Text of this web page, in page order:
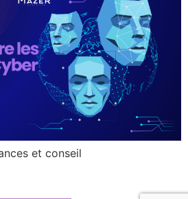
et conseil